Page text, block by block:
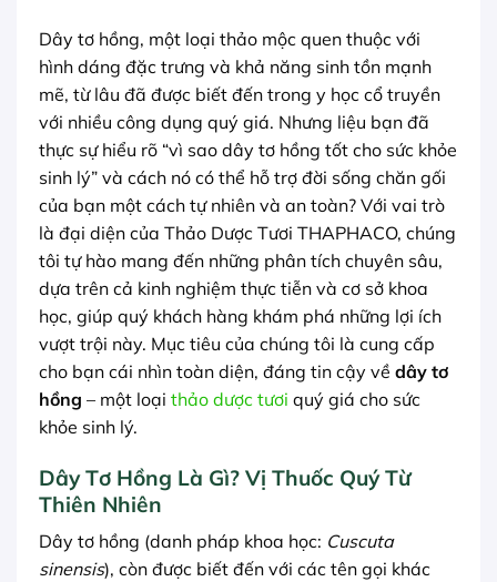
Dây tơ hồng, một loại thảo mộc quen thuộc với
hình dáng đặc trưng và khả năng sinh tồn mạnh
mẽ, từ lâu đã được biết đến trong y học cổ truyền
với nhiều công dụng quý giá. Nhưng liệu bạn đã
thực sự hiểu rõ “vì sao dây tơ hồng tốt cho sức khỏe
sinh lý” và cách nó có thể hỗ trợ đời sống chăn gối
của bạn một cách tự nhiên và an toàn? Với vai trò
là đại diện của Thảo Dược Tươi THAPHACO, chúng
tôi tự hào mang đến những phân tích chuyên sâu,
dựa trên cả kinh nghiệm thực tiễn và cơ sở khoa
học, giúp quý khách hàng khám phá những lợi ích
vượt trội này. Mục tiêu của chúng tôi là cung cấp
cho bạn cái nhìn toàn diện, đáng tin cậy về dây tơ
hồng – một loại thảo dược tươi quý giá cho sức
khỏe sinh lý.
Dây Tơ Hồng Là Gì? Vị Thuốc Quý Từ
Thiên Nhiên
Dây tơ hồng (danh pháp khoa học: Cuscuta
sinensis), còn được biết đến với các tên gọi khác